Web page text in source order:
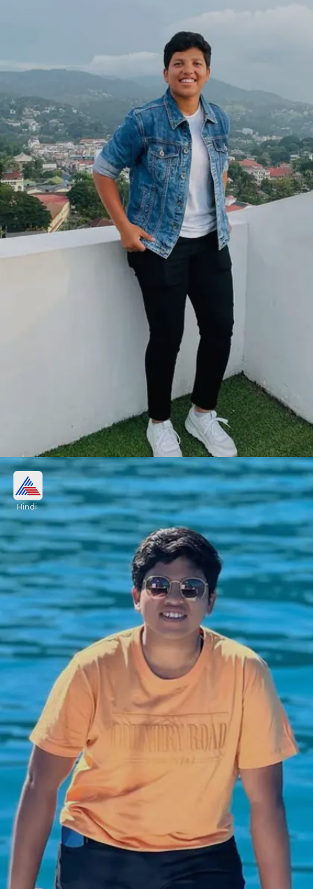
ऋचा की पढ़ाई
ऋचा घोष ने हाल ही में 12th बोर्ड का एग्जाम पास किया है।
परीक्षा के लिए उन्होंने न्यूजीलैंड के खिलाफ एकदिवसीय सीरीज भी
छोड़ा था।
Image credits: INSTA/richa9105
Hindi